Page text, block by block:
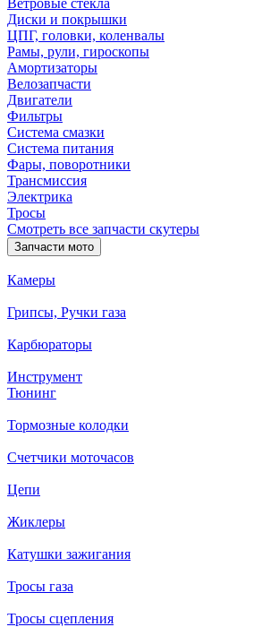
Ветровые стекла
Диски и покрышки
ЦПГ, головки, коленвалы
Рамы, рули, гироскопы
Амортизаторы
Велозапчасти
Двигатели
Фильтры
Система смазки
Система питания
Фары, поворотники
Трансмиссия
Электрика
Тросы
Смотреть все запчасти скутеры
Запчасти мото
Камеры
Грипсы, Ручки газа
Карбюраторы
Инструмент
Тюнинг
Тормозные колодки
Счетчики моточасов
Цепи
Жиклеры
Катушки зажигания
Тросы газа
Тросы сцепления